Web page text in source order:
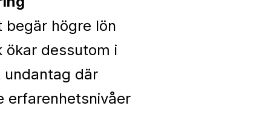
högre lön
ökar dessutom i
undantag där
erfarenhetsnivåer